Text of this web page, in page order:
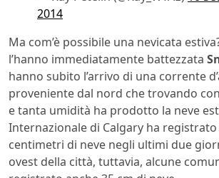
2014
Ma com’è possibile una nevicata
l’hanno immediatamente battezzata
hanno subito l’arrivo di una corrente
proveniente dal nord che trovando
e tanta umidità ha prodotto la neve
Internazionale di Calgary ha registrato
centimetri di neve negli ultimi due
ovest della città, tuttavia, alcune